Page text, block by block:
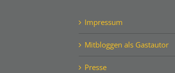
Impressum
Mitbloggen als Gastautor
Presse